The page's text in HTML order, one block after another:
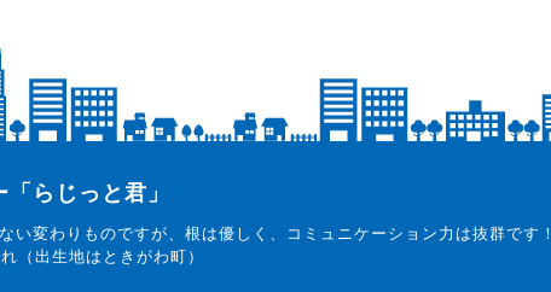
らじっと君」
い変わりものですが、根は優しく、コミュニケーション力は抜群です！
（出生地はときがわ町）